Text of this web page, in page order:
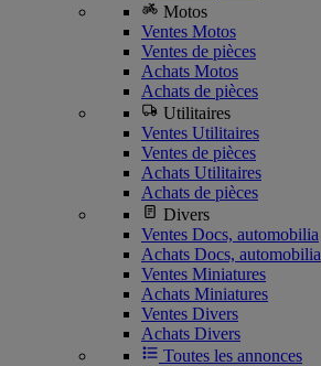
Motos
Ventes Motos
Ventes de pièces
Achats Motos
Achats de pièces
Utilitaires
Ventes Utilitaires
Ventes de pièces
Achats Utilitaires
Achats de pièces
Divers
Ventes Docs, automobilia
Achats Docs, automobilia
Ventes Miniatures
Achats Miniatures
Ventes Divers
Achats Divers
Toutes les annonces